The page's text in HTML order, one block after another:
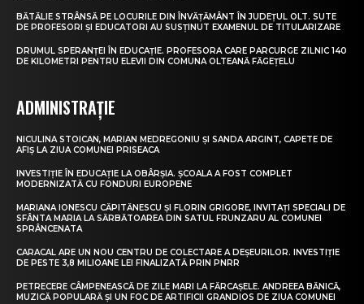
BĂTĂLIE STRÂNSĂ PE LOCURILE DIN ÎNVĂȚĂMÂNT ÎN JUDEȚUL OLT. SUTE
DE PROFESORI ȘI EDUCATORI AU SUSȚINUT EXAMENUL DE TITULARIZARE
DRUMUL SPERANȚEI ÎN EDUCAȚIE. PROFESORA CARE PARCURGE ZILNIC 140
DE KILOMETRI PENTRU ELEVII DIN COMUNA OLTEANĂ FĂGEȚELU
ADMINISTRAȚIE
NICULINA STOICAN, MARIAN MEDREGONIU ȘI SANDA ARGINT, CAPETE DE
AFIȘ LA ZIUA COMUNEI PRISEACA
INVESTIȚIE ÎN EDUCAȚIE LA OBÂRȘIA. ȘCOALA A FOST COMPLET
MODERNIZATĂ CU FONDURI EUROPENE
MARIANA IONESCU CĂPITĂNESCU ȘI FLORIN GRIGORE, INVITAȚI SPECIALI DE
SFÂNTA MARIA LA SĂRBĂTOAREA DIN SATUL FRUNZARU AL COMUNEI
SPRÂNCENATA
CARACAL ARE UN NOU CENTRU DE COLECTARE A DEȘEURILOR. INVESTIȚIE
DE PESTE 3,8 MILIOANE LEI FINALIZATĂ PRIN PNRR
PETRECERE CÂMPENEASCĂ DE ZILE MARI LA FĂRCAȘELE. ANDREEA BĂNICĂ,
MUZICĂ POPULARĂ ȘI UN FOC DE ARTIFICII GRANDIOS DE ZIUA COMUNEI